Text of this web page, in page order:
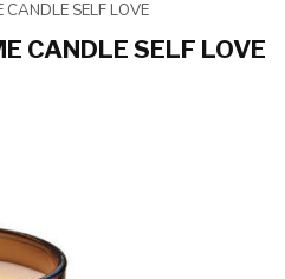
SELF LOVE
CANDLE SELF LOVE